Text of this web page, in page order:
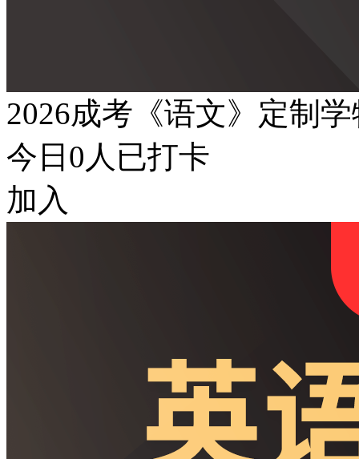
2026成考《语文》定制
今日 0 人已打卡
加入